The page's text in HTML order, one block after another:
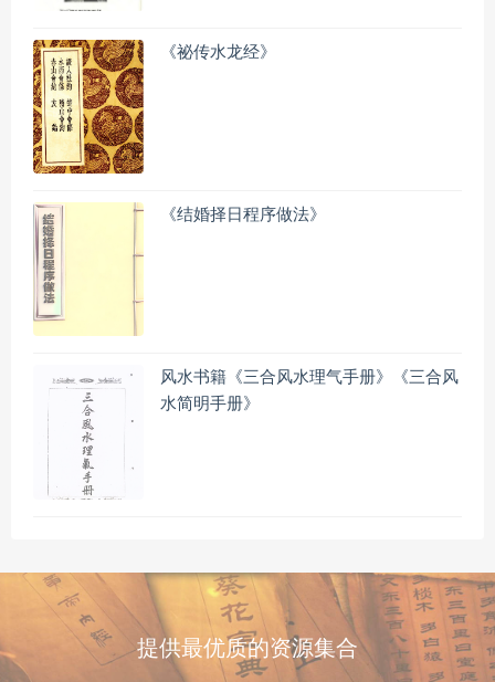
《祕传水龙经》
《结婚择日程序做法》
风水书籍《三合风水理气手册》《三合风
水简明手册》
提供最优质的资源集合